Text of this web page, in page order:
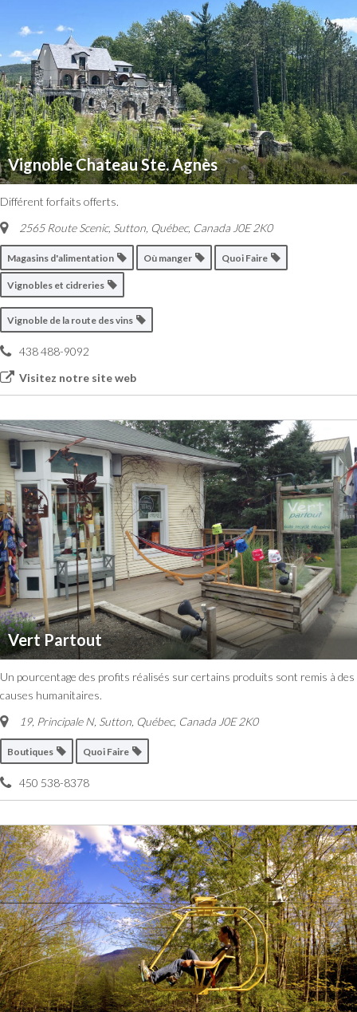
Vignoble Chateau Ste. Agnès
Différent forfaits offerts.
2565 Route Scenic, Sutton Québec, Canada J0E 2K0
Magasins d'alimentation Où manger Quoi Faire
Vignobles et cidreries
Vignoble de la route des vins
438 488-9092
Visitez notre site web
Vert Partout
Un pourcentage des profits réalisés sur certains produits sont remis à des
causes humanitaires.
19, Principale N, Sutton, Québec, CanadaJ0E 2K0
Boutiques Quoi Faire
450 538-8378